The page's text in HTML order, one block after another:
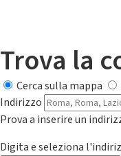
Trova la
Cerca sulla mappa
Indirizzo
Prova a inserire un
Digita e seleziona